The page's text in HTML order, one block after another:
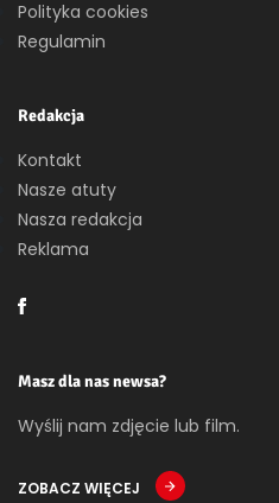
Polityka cookies
Regulamin
Redakcja
Kontakt
Nasze atuty
Nasza redakcja
Reklama
Masz dla nas newsa?
Wyślij nam zdjęcie lub film.
ZOBACZ WIĘCEJ